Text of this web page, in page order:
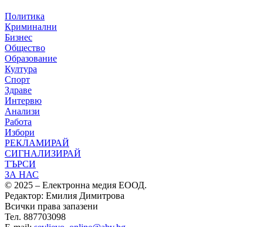
Политика
Криминални
Бизнес
Общество
Образование
Култура
Спорт
Здраве
Интервю
Анализи
Работа
Избори
РЕКЛАМИРАЙ
СИГНАЛИЗИРАЙ
ТЪРСИ
ЗА НАС
© 2025 – Електронна медия ЕООД.
Редактор: Емилия Димитрова
Всички права запазени
Тел. 887703098